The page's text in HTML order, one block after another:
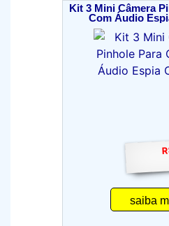
Kit 3 Mini Câmera
Com Áudio
saiba